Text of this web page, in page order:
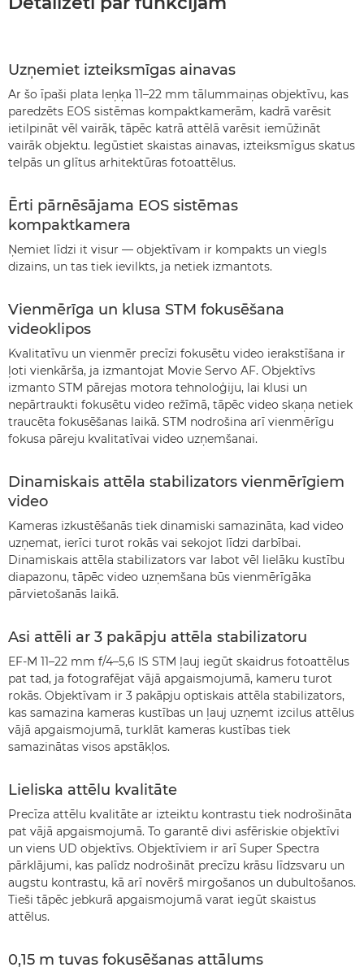
Uzņemiet izteiksmīgas ainavas
Ar šo īpaši plata leņķa 11–22 mm tālummaiņas objektīvu, kas
paredzēts EOS sistēmas kompaktkamerām, kadrā varēsit
ietilpināt vēl vairāk, tāpēc katrā attēlā varēsit iemūžināt
vairāk objektu. Iegūstiet skaistas ainavas, izteiksmīgus skatus
telpās un glītus arhitektūras fotoattēlus.
Ērti pārnēsājama EOS sistēmas
kompaktkamera
Ņemiet līdzi it visur — objektīvam ir kompakts un viegls
dizains, un tas tiek ievilkts, ja netiek izmantots.
Vienmērīga un klusa STM fokusēšana
videoklipos
Kvalitatīvu un vienmēr precīzi fokusētu video ierakstīšana ir
ļoti vienkārša, ja izmantojat Movie Servo AF. Objektīvs
izmanto STM pārejas motora tehnoloģiju, lai klusi un
nepārtraukti fokusētu video režīmā, tāpēc video skaņa netiek
traucēta fokusēšanas laikā. STM nodrošina arī vienmērīgu
fokusa pāreju kvalitatīvai video uzņemšanai.
Dinamiskais attēla stabilizators vienmērīgiem
video
Kameras izkustēšanās tiek dinamiski samazināta, kad video
uzņemat, ierīci turot rokās vai sekojot līdzi darbībai.
Dinamiskais attēla stabilizators var labot vēl lielāku kustību
diapazonu, tāpēc video uzņemšana būs vienmērīgāka
pārvietošanās laikā.
Asi attēli ar 3 pakāpju attēla stabilizatoru
EF-M 11–22 mm f/4–5,6 IS STM ļauj iegūt skaidrus fotoattēlus
pat tad, ja fotografējat vājā apgaismojumā, kameru turot
rokās. Objektīvam ir 3 pakāpju optiskais attēla stabilizators,
kas samazina kameras kustības un ļauj uzņemt izcilus attēlus
vājā apgaismojumā, turklāt kameras kustības tiek
samazinātas visos apstākļos.
Lieliska attēlu kvalitāte
Precīza attēlu kvalitāte ar izteiktu kontrastu tiek nodrošināta
pat vājā apgaismojumā. To garantē divi asfēriskie objektīvi
un viens UD objektīvs. Objektīviem ir arī Super Spectra
pārklājumi, kas palīdz nodrošināt precīzu krāsu līdzsvaru un
augstu kontrastu, kā arī novērš mirgošanos un dubultošanos.
Tieši tāpēc jebkurā apgaismojumā varat iegūt skaistus
attēlus.
0,15 m tuvas fokusēšanas attālums